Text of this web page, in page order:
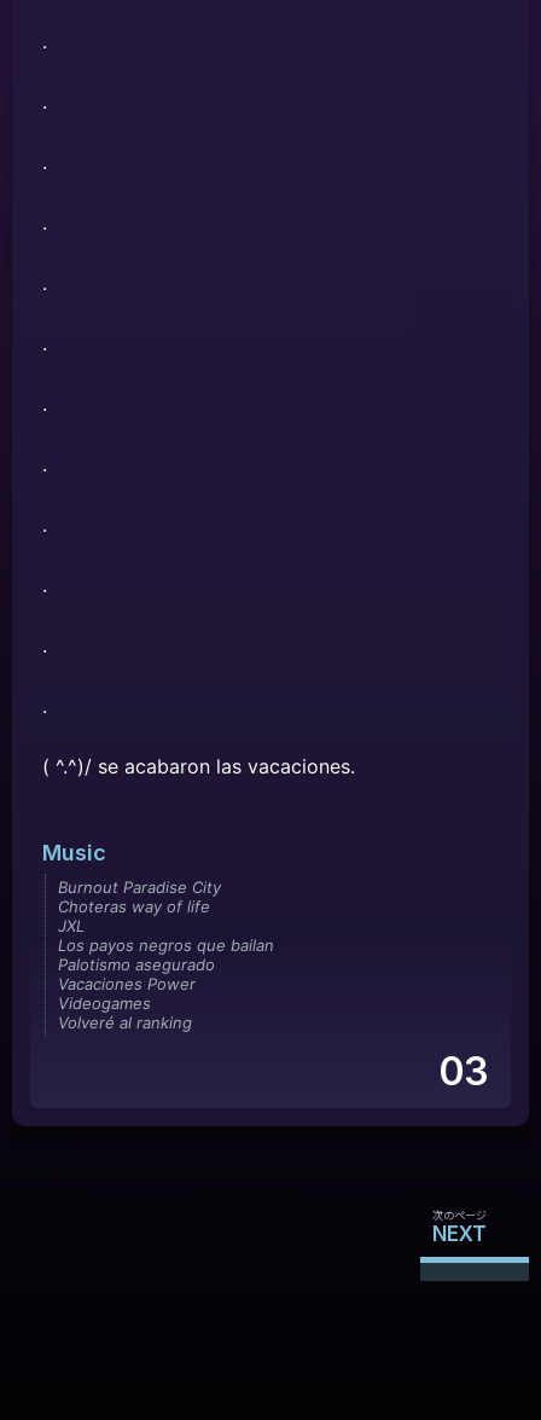
.
.
.
.
.
.
.
.
.
.
.
.
( ^.^)/ se acabaron las vacaciones.
Music
Burnout Paradise City
Choteras way of life
JXL
Los payos negros que bailan
Palotismo asegurado
Vacaciones Power
Videogames
Volveré al ranking
03
NEXT
次のページ